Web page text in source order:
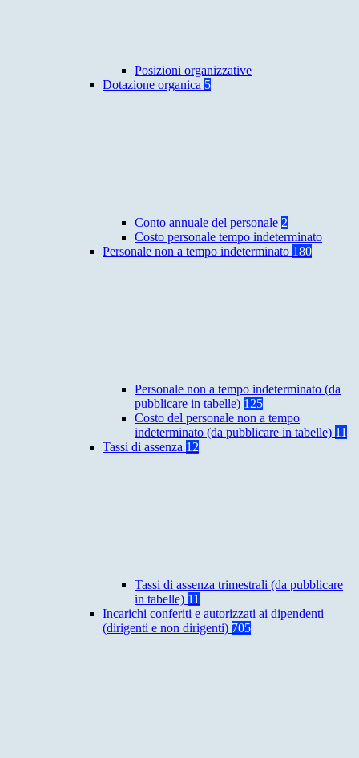
Posizioni organizzative
Dotazione organica 5
Conto annuale del personale 2
Costo personale tempo indeterminato
Personale non a tempo indeterminato 180
Personale non a tempo indeterminato (da
pubblicare in tabelle) 125
Costo del personale non a tempo
indeterminato (da pubblicare in tabelle) 11
Tassi di assenza 12
Tassi di assenza trimestrali (da pubblicare
in tabelle) 11
Incarichi conferiti e autorizzati ai dipendenti
(dirigenti e non dirigenti) 705